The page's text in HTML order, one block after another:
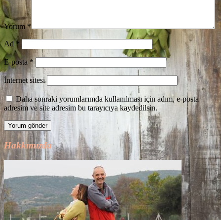
Yorum*
Ad*
E-posta *
İnternet sitesi
Daha sonraki yorumlarımda kullanılması için adım, e-posta
adresim ve site adresim bu tarayıcıya kaydedilsin.
Hakkımızda